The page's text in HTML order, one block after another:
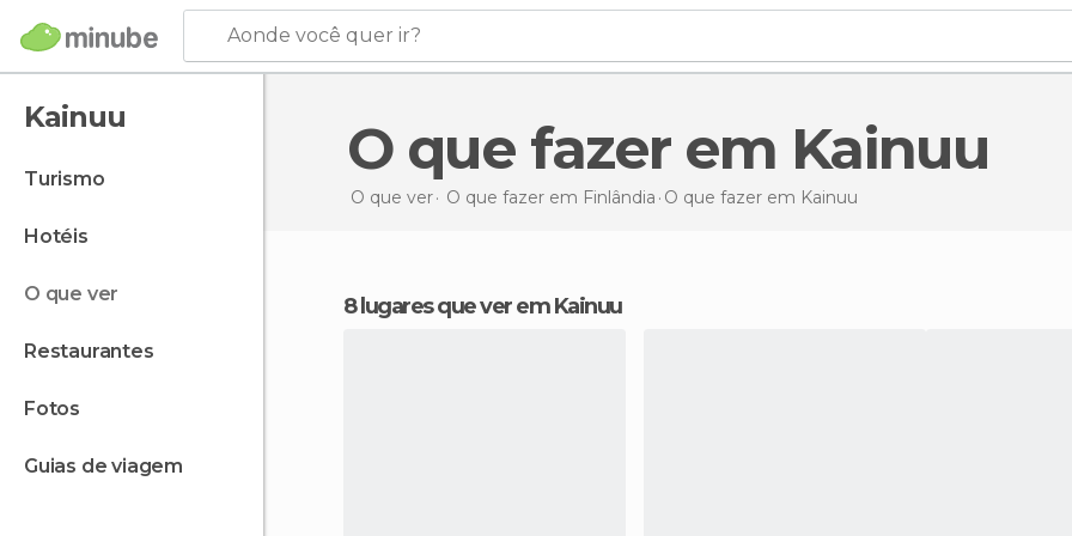
Aonde você quer ir?
Kainuu
turismo
hotéis
o que ver
restaurantes
fotos
guias de viagem
O que fazer em Kainuu
O que ver O que fazer em Finlândia O que fazer em Kainuu
8 lugares que ver em Kainuu